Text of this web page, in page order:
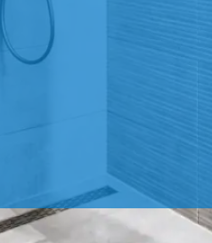
JOOST